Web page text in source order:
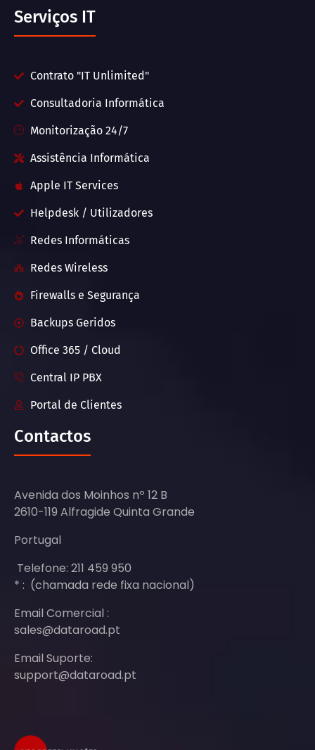
Serviços IT
Contrato "IT Unlimited"
Consultadoria Informática
Monitorização 24/7
Assistência Informática
Apple IT Services
Helpdesk / Utilizadores
Redes Informáticas
Redes Wireless
Firewalls e Segurança
Backups Geridos
Office 365 / Cloud
Central IP PBX
Portal de Clientes
Contactos
Avenida dos Moinhos nº 12 B
2610-119 Alfragide Quinta Grande
Portugal
Telefone: 211 459 950
* : (chamada rede fixa nacional)
Email Comercial :
sales@dataroad.pt
Email Suporte:
support@dataroad.pt